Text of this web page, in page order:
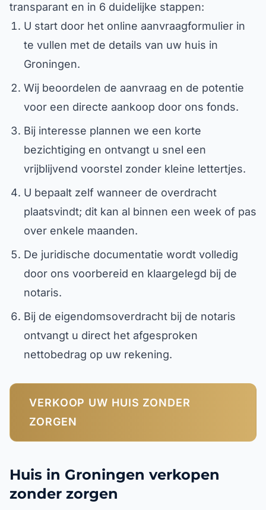
transparant en in 6 duidelijke stappen:
U start door het online aanvraagformulier in
te vullen met de details van uw huis in
Groningen.
Wij beoordelen de aanvraag en de potentie
voor een directe aankoop door ons fonds.
Bij interesse plannen we een korte
bezichtiging en ontvangt u snel een
vrijblijvend voorstel zonder kleine lettertjes.
U bepaalt zelf wanneer de overdracht
plaatsvindt; dit kan al binnen een week of pas
over enkele maanden.
De juridische documentatie wordt volledig
door ons voorbereid en klaargelegd bij de
notaris.
Bij de eigendomsoverdracht bij de notaris
ontvangt u direct het afgesproken
nettobedrag op uw rekening.
VERKOOP UW HUIS ZONDER
ZORGEN
Huis in Groningen verkopen
zonder zorgen